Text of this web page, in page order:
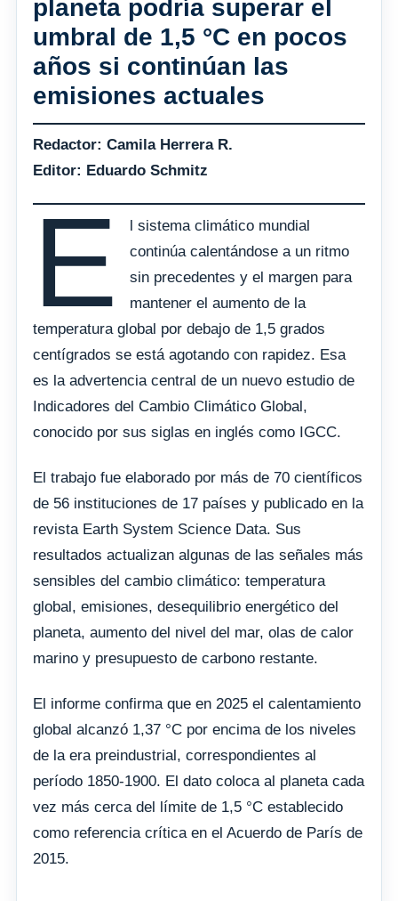
planeta podría superar el
umbral de 1,5 °C en pocos
años si continúan las
emisiones actuales
Redactor: Camila Herrera R.
Editor: Eduardo Schmitz
E
l sistema climático mundial
continúa calentándose a un ritmo
sin precedentes y el margen para
mantener el aumento de la
temperatura global por debajo de 1,5 grados
centígrados se está agotando con rapidez. Esa
es la advertencia central de un nuevo estudio de
Indicadores del Cambio Climático Global,
conocido por sus siglas en inglés como IGCC.
El trabajo fue elaborado por más de 70 científicos
de 56 instituciones de 17 países y publicado en la
revista Earth System Science Data. Sus
resultados actualizan algunas de las señales más
sensibles del cambio climático: temperatura
global, emisiones, desequilibrio energético del
planeta, aumento del nivel del mar, olas de calor
marino y presupuesto de carbono restante.
El informe confirma que en 2025 el calentamiento
global alcanzó 1,37 °C por encima de los niveles
de la era preindustrial, correspondientes al
período 1850-1900. El dato coloca al planeta cada
vez más cerca del límite de 1,5 °C establecido
como referencia crítica en el Acuerdo de París de
2015.